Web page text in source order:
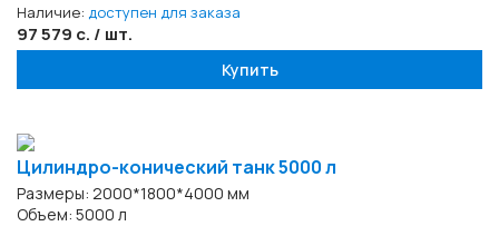
Наличие: доступен для заказа
97 579 с. / шт.
Купить
Цилиндро-конический танк 5000 л
Размеры: 2000*1800*4000 мм
Объем: 5000 л